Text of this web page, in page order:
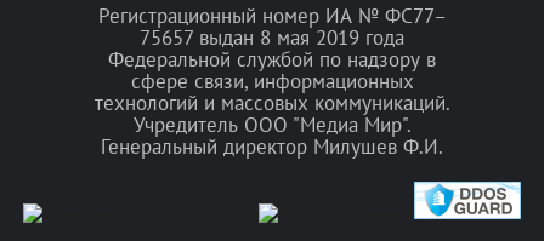
Регистрационный номер ИА № ФС77–
75657 выдан 8 мая 2019 года
Федеральной службой по надзору в
сфере связи, информационных
технологий и массовых коммуникаций.
Учредитель ООО "Медиа Мир".
Генеральный директор Милушев Ф.И.